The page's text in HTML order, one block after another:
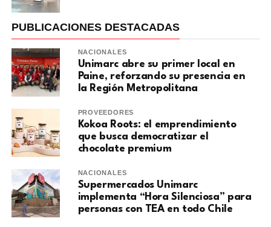
PUBLICACIONES DESTACADAS
NACIONALES
Unimarc abre su primer local en
Paine, reforzando su presencia en
la Región Metropolitana
PROVEEDORES
Kokoa Roots: el emprendimiento
que busca democratizar el
chocolate premium
NACIONALES
Supermercados Unimarc
implementa “Hora Silenciosa” para
personas con TEA en todo Chile